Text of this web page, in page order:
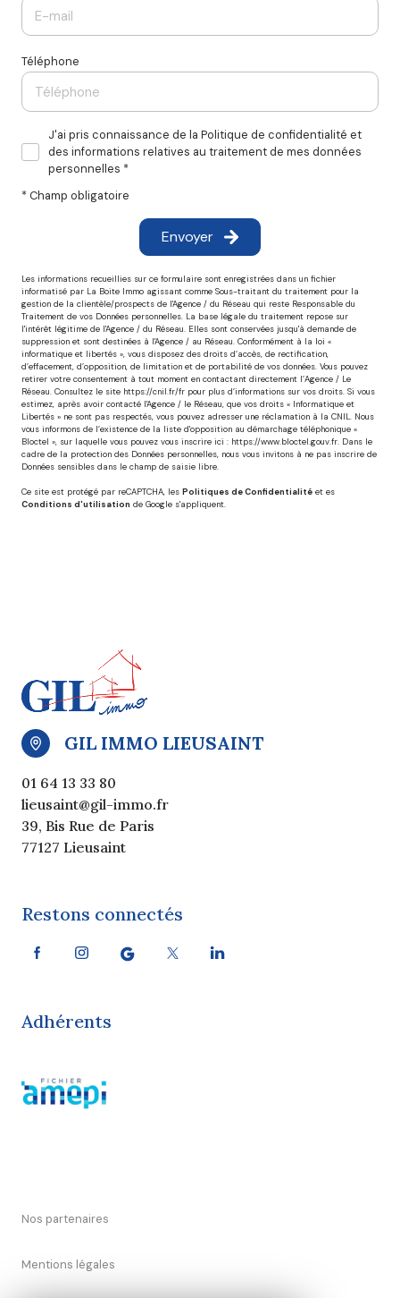
Téléphone
J'ai pris connaissance de la Politique de confidentialité et
des informations relatives au traitement de mes données
personnelles *
* Champ obligatoire
Envoyer
Les informations recueillies sur ce formulaire sont enregistrées dans un fichier
informatisé par La Boite Immo agissant comme Sous-traitant du traitement pour la
gestion de la clientèle/prospects de l'Agence / du Réseau qui reste Responsable du
Traitement de vos Données personnelles. La base légale du traitement repose sur
l'intérêt légitime de l'Agence / du Réseau. Elles sont conservées jusqu'à demande de
suppression et sont destinées à l'Agence / au Réseau. Conformément à la loi «
informatique et libertés », vous disposez des droits d’accès, de rectification,
d’effacement, d’opposition, de limitation et de portabilité de vos données. Vous pouvez
retirer votre consentement à tout moment en contactant directement l’Agence / Le
Réseau. Consultez le site https://cnil.fr/fr pour plus d’informations sur vos droits. Si vous
estimez, après avoir contacté l'Agence / le Réseau, que vos droits « Informatique et
Libertés » ne sont pas respectés, vous pouvez adresser une réclamation à la CNIL. Nous
vous informons de l’existence de la liste d'opposition au démarchage téléphonique «
Bloctel », sur laquelle vous pouvez vous inscrire ici : https://www.bloctel.gouv.fr. Dans le
cadre de la protection des Données personnelles, nous vous invitons à ne pas inscrire de
Données sensibles dans le champ de saisie libre.
Ce site est protégé par reCAPTCHA, les Politiques de Confidentialité et es
Conditions d'utilisation de Google s'appliquent.
GIL IMMO LIEUSAINT
01 64 13 33 80
lieusaint@gil-immo.fr
39, Bis Rue de Paris
77127 Lieusaint
Restons connectés
Adhérents
Nos partenaires
Mentions légales